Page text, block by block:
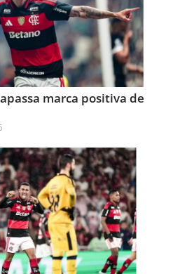
marca positiva de